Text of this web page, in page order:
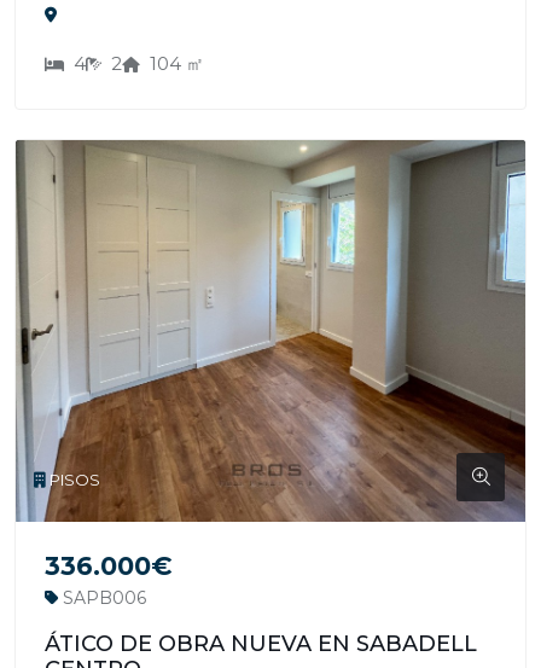
4 2 104 ㎡
PISOS
336.000€
SAPB006
ÁTICO DE OBRA NUEVA EN SABADELL